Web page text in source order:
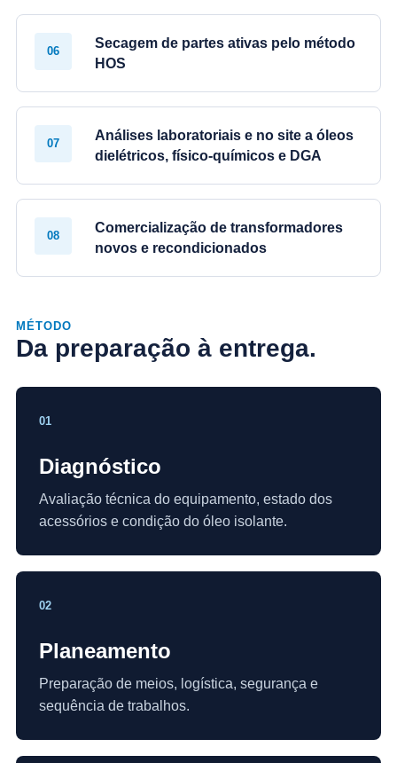
06
Secagem de partes ativas pelo método
HOS
07
Análises laboratoriais e no site a óleos
dielétricos, físico-químicos e DGA
08
Comercialização de transformadores
novos e recondicionados
MÉTODO
Da preparação à entrega.
01
Diagnóstico
Avaliação técnica do equipamento, estado dos
acessórios e condição do óleo isolante.
02
Planeamento
Preparação de meios, logística, segurança e
sequência de trabalhos.